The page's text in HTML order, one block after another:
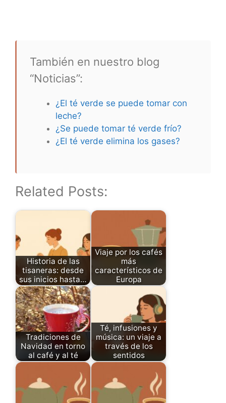
También en nuestro blog
“Noticias”:
¿El té verde se puede tomar con
leche?
¿Se puede tomar té verde frío?
¿El té verde elimina los gases?
Related Posts:
Historia de las
tisaneras: desde
sus inicios hasta…
Viaje por los cafés
más
característicos de
Europa
Tradiciones de
Navidad en torno
al café y al té
Té, infusiones y
música: un viaje a
través de los
sentidos